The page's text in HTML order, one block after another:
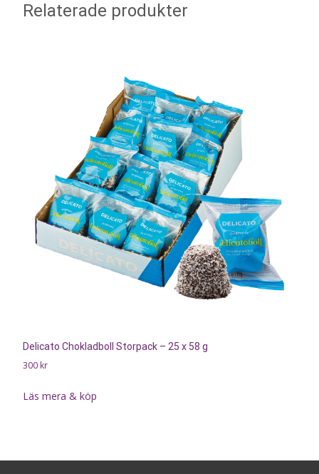
Relaterade produkter
Delicato Chokladboll Storpack – 25 x 58 g
300 kr
Läs mera & köp